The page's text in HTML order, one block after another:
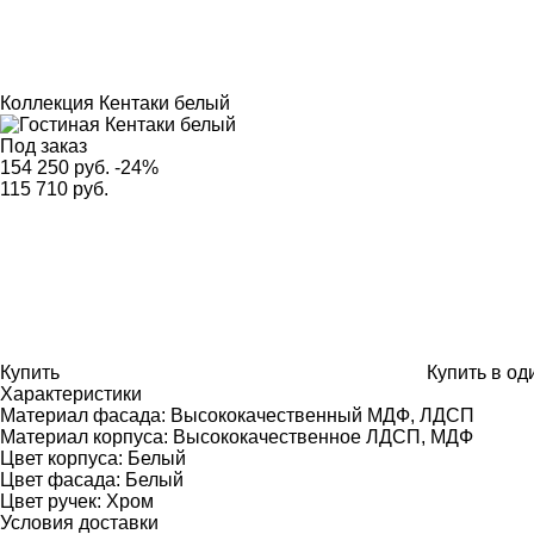
Коллекция Кентаки белый
Под заказ
154 250 руб. -24%
115 710 руб.
Купить
Купить в
Характеристики
Материал фасада: Высококачественный МДФ, ЛДСП
Материал корпуса: Высококачественное ЛДСП, МДФ
Цвет корпуса: Белый
Цвет фасада: Белый
Цвет ручек: Хром
Условия доставки